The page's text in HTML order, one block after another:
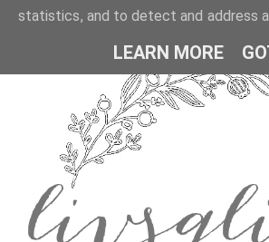
statistics, and to detect and address
LEARN MORE